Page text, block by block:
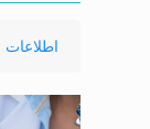
اطلاعات
CMI
برای